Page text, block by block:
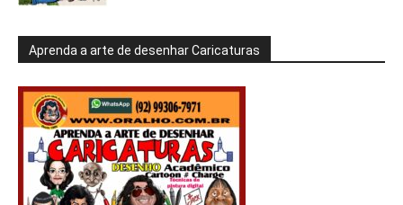
Aprenda a arte de desenhar Caricaturas